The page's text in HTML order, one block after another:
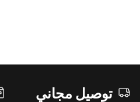
توصيل مجاني